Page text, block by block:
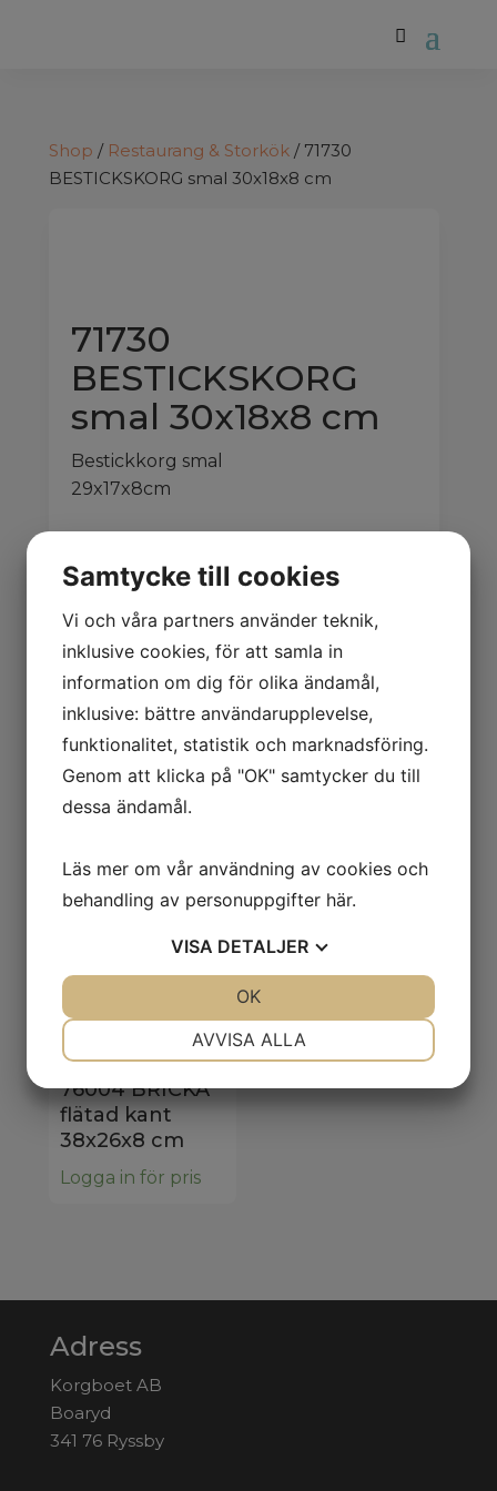
Shop / Restaurang & Storkök / 71730
BESTICKSKORG smal 30x18x8 cm
71730
BESTICKSKORG
smal 30x18x8 cm
Bestickkorg smal
29x17x8cm
Relaterade produkter
71759
EXPON.KORG
59x39x12cm
Logga in för pris
71509
cm
Logga in för pris
76004 BRICKA
flätad kant
38x26x8 cm
Logga in för pris
Adress
Korgboet AB
Boaryd
341 76 Ryssby
Samtycke till cookies
Vi och våra partners använder teknik,
inklusive cookies, för att samla in
information om dig för olika ändamål,
inklusive: bättre användarupplevelse,
funktionalitet, statistik och marknadsföring.
Genom att klicka på "OK" samtycker du till
dessa ändamål.
Läs mer om vår användning av cookies och
behandling av personuppgifter här.
VISA DETALJER
MARKNADSFÖRING
AVVISA ALLA
OK